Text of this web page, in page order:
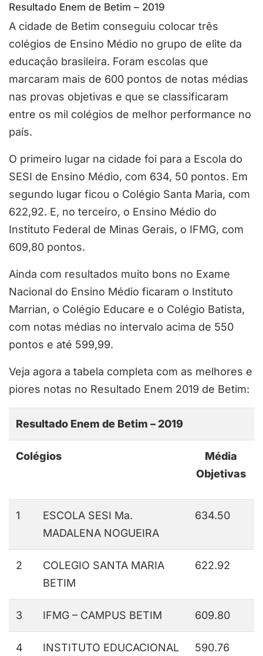
Resultado Enem de Betim – 2019
A cidade de Betim conseguiu colocar três
colégios de Ensino Médio no grupo de elite da
educação brasileira. Foram escolas que
marcaram mais de 600 pontos de notas médias
nas provas objetivas e que se classificaram
entre os mil colégios de melhor performance no
país.
O primeiro lugar na cidade foi para a Escola do
SESI de Ensino Médio, com 634, 50 pontos. Em
segundo lugar ficou o Colégio Santa Maria, com
622,92. E, no terceiro, o Ensino Médio do
Instituto Federal de Minas Gerais, o IFMG, com
609,80 pontos.
Ainda com resultados muito bons no Exame
Nacional do Ensino Médio ficaram o Instituto
Marrian, o Colégio Educare e o Colégio Batista,
com notas médias no intervalo acima de 550
pontos e até 599,99.
Veja agora a tabela completa com as melhores e
piores notas no Resultado Enem 2019 de Betim:
Resultado Enem de Betim – 2019
Colégios
Média
Objetivas
1
ESCOLA SESI Ma.
MADALENA NOGUEIRA
634.50
2
COLEGIO SANTA MARIA
BETIM
622.92
3 IFMG – CAMPUS BETIM 609.80
4 INSTITUTO EDUCACIONAL 590.76